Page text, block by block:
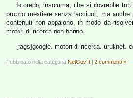
Io credo, insomma, che si dovrebbe
proprio mestiere senza lacciuoli, ma
contenuti non appaiono, in modo da
motori di ricerca non barino.
[tags]google, motori di ricerca, uruknet,
Pubblicato nella categoria NetGov'It | 2 commenti »